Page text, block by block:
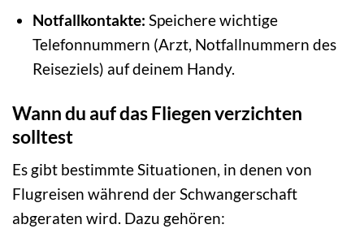
Notfallkontakte: Speichere wichtige
Telefonnummern (Arzt, Notfallnummern des
Reiseziels) auf deinem Handy.
Wann du auf das Fliegen verzichten
solltest
Es gibt bestimmte Situationen, in denen von
Flugreisen während der Schwangerschaft
abgeraten wird. Dazu gehören: